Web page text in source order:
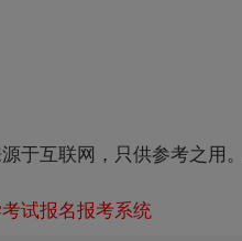
于互联网，只供参考之
试报名报考系统